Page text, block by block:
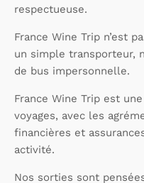
respectueuse.
France Wine Trip n’est
un simple transporteur,
de bus impersonnelle.
France Wine Trip est
voyages, avec les
financières et
activité.
Nos sorties sont